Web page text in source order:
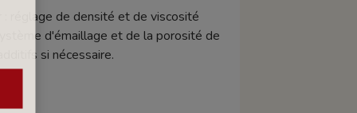
réglage de densité et de viscosité
d'émaillage et de la porosité de
si nécessaire.